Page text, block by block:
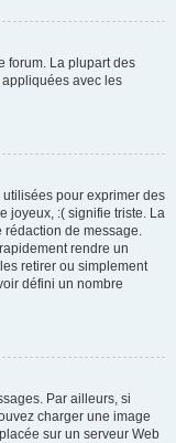
forum. La plupart des
avec les
pour exprimer des
joyeux, :( signifie triste. La
rédaction de message.
rendre un
retirer ou simplement
défini un nombre
Par ailleurs, si
charger une image
sur un serveur Web